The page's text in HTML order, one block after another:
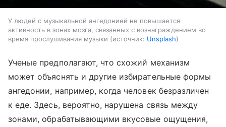
У людей с музыкальной ангедонией не повышается
активность в зонах мозга, связанных с вознаграждением во
время прослушивания музыки
источник: Unsplash
Ученые предполагают, что схожий механизм
может объяснять и другие избирательные формы
ангедонии, например, когда человек безразличен
к еде. Здесь, вероятно, нарушена связь между
зонами, обрабатывающими вкусовые ощущения,